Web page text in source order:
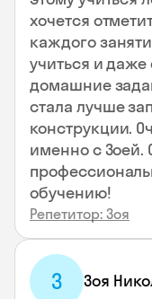
хочется
каждого
учиться и даже
домашние
стала лучше
конструкции.
именно с Зоей.
обучению!
Репетитор: Зоя
З Зоя